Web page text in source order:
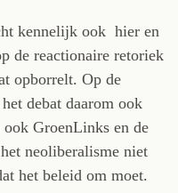
kennelijk ook hier en
de reactionaire retoriek
opborrelt. Op de
debat daarom ook
ook GroenLinks en de
neoliberalisme niet
het beleid om moet.